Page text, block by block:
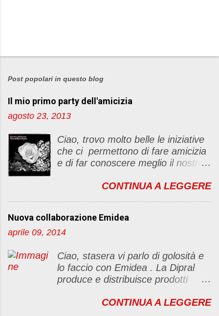
P
s
a
u
c
o
m
m
t
o
Post popolari in questo blog
Il mio primo party dell'amicizia
agosto 23, 2013
Ciao, trovo molto belle le iniziative
che ci permettono di fare amicizia
e di far conoscere meglio il nostro
un "party" dell'amicizia .... Mi
post, ma anche di sentimenti ed
emozioni. Non siete obbligate a
avete il tempo bene, altrimenti no
problem. :D Le regole sono le
seguenti 1) Prelevare l'immagine
blog con il link del mio
CONTINUA A LEGGERE
Nuova collaborazione Emidea
aprile 09, 2014
Ciao, stasera vi parlo di golosità e
lo faccio con Emidea . La Dipral
produce e distribuisce prodotti
qualità a marchio Emidea (rivolti
CONTINUA A LEGGERE